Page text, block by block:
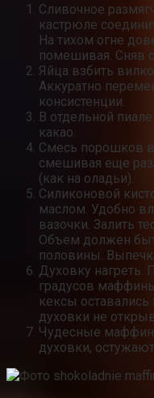
Сливочное
кастрюле
На тихом огне
помешивая. Сняв с
Яйца взбить
Аккуратно
консистенции.
В отдельной
какао.
Смесь порошков
смешивая еще раз,
(как на оладьи).
Силиконовой
маслом. Удобно
вазочки. Залить
Объем должен
половины.
Духовку нагреть.
градусов
кексы
духовки не
Чудесные
духовки,